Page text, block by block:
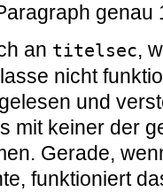
genau
an titelsec,
nicht
und
mit keiner der
Gerade,
funktioniert